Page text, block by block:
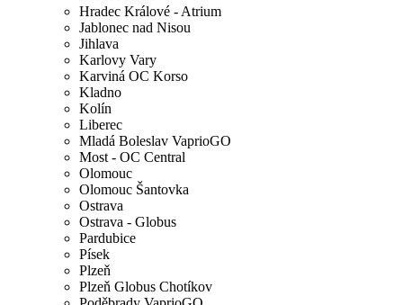
Hradec Králové - Atrium
Jablonec nad Nisou
Jihlava
Karlovy Vary
Karviná OC Korso
Kladno
Kolín
Liberec
Mladá Boleslav VaprioGO
Most - OC Central
Olomouc
Olomouc Šantovka
Ostrava
Ostrava - Globus
Pardubice
Písek
Plzeň
Plzeň Globus Chotíkov